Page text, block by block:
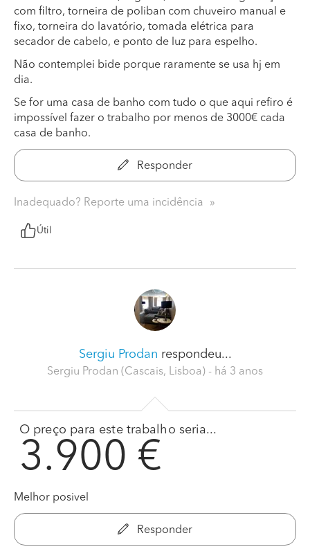
com filtro, torneira de poliban com chuveiro manual e
fixo, torneira do lavatório, tomada elétrica para
secador de cabelo, e ponto de luz para espelho.
Não contemplei bide porque raramente se usa hj em
dia.
Se for uma casa de banho com tudo o que aqui refiro é
impossível fazer o trabalho por menos de 3000€ cada
casa de banho.
Responder
Inadequado? Reporte uma incidência
Útil
Sergiu Prodan respondeu...
Sergiu Prodan (Cascais, Lisboa) - há 3 anos
O preço para este trabalho seria...
3.900 €
Melhor posivel
Responder